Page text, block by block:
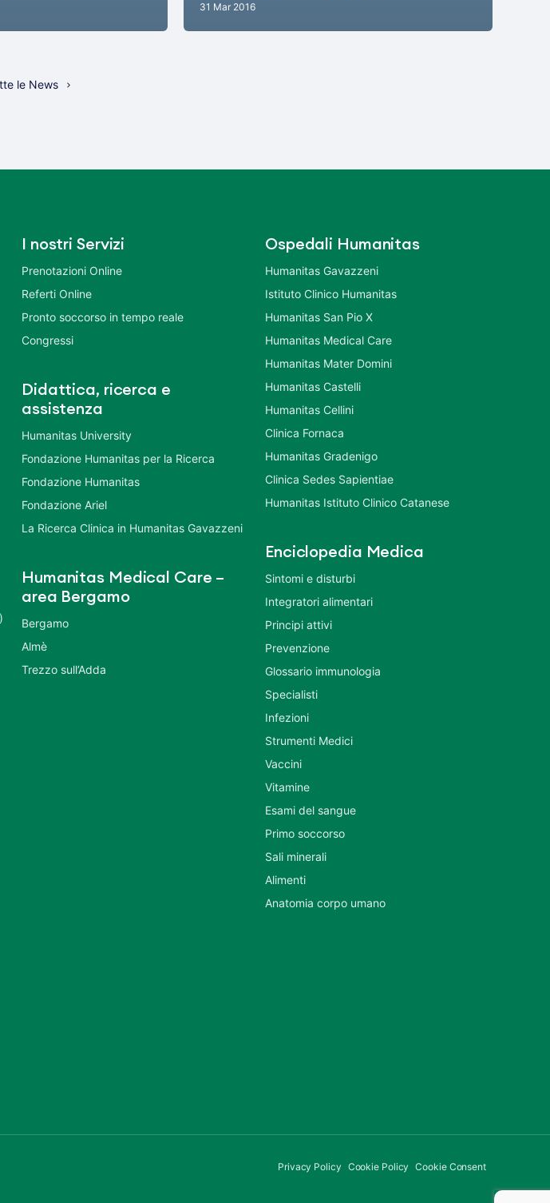
31 Mar 2016
le News
I nostri Servizi
Prenotazioni Online
Referti Online
Pronto soccorso in tempo reale
Congressi
Didattica, ricerca e
assistenza
Humanitas University
Fondazione Humanitas per la Ricerca
Fondazione Humanitas
Fondazione Ariel
La Ricerca Clinica in Humanitas Gavazzeni
Humanitas Medical Care –
area Bergamo
Bergamo
Almè
Trezzo sull’Adda
Ospedali Humanitas
Humanitas Gavazzeni
Istituto Clinico Humanitas
Humanitas San Pio X
Humanitas Medical Care
Humanitas Mater Domini
Humanitas Castelli
Humanitas Cellini
Clinica Fornaca
Humanitas Gradenigo
Clinica Sedes Sapientiae
Humanitas Istituto Clinico Catanese
Enciclopedia Medica
Sintomi e disturbi
Integratori alimentari
Principi attivi
Prevenzione
Glossario immunologia
Specialisti
Infezioni
Strumenti Medici
Vaccini
Vitamine
Esami del sangue
Primo soccorso
Sali minerali
Alimenti
Anatomia corpo umano
Privacy Policy Cookie Policy Cookie Consent